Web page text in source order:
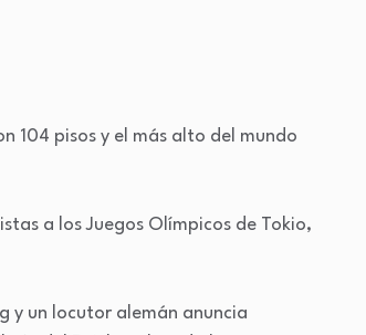
104 pisos y el más alto del mundo
a los Juegos Olímpicos de Tokio,
y un locutor alemán anuncia